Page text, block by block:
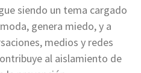
siendo un tema cargado
genera miedo, y a
medios y redes
al aislamiento de